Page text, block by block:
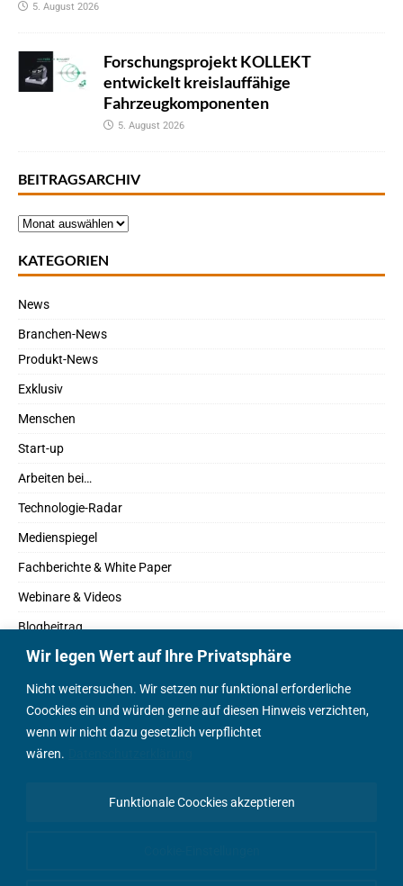
Wir legen Wert auf Ihre Privatsphäre
Nicht weitersuchen. Wir setzen nur funktional erforderliche
Coockies ein und würden gerne auf diesen Hinweis verzichten,
wenn wir nicht dazu gesetzlich verpflichtet
wären.
Funktionale Coockies akzeptieren
5. August 2026
Forschungsprojekt KOLLEKT
entwickelt kreislauffähige
Fahrzeugkomponenten
5. August 2026
BEITRAGSARCHIV
KATEGORIEN
News
Branchen-News
Produkt-News
Exklusiv
Menschen
Start-up
Arbeiten bei…
Technologie-Radar
Medienspiegel
Fachberichte & White Paper
Webinare & Videos
Blogbeitrag
Fachbücher
Marktreport
Podcasts
Positionspapier
English Content